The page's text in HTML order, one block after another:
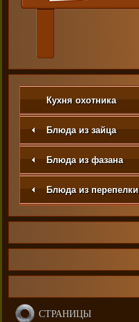
Кухня охотника
Блюда из зайца
Блюда из фазана
Блюда из перепелки
СТРАНИЦЫ